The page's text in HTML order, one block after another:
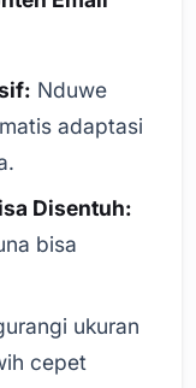
Nduwe
adaptasi
Disentuh:
bisa
ukuran
cepet